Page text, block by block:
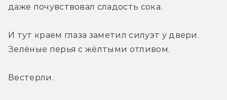
даже почувствовал сладость сока.
И тут краем глаза заметил силуэт у двери.
Зелёные перья с жёлтыми отливом.
Вестерли.